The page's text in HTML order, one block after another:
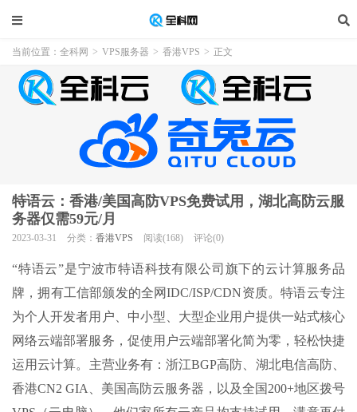
当前位置： 全科网 > VPS服务器 > 香港VPS > 正文
特语云：香港/美国高防VPS免费试用，湖北高防云服
务器仅需59元/月
2023-03-31 分类： 香港VPS 阅读(168) 评论(0)
“特语云”是宁波市特语科技有限公司旗下的云计算服务品
牌，拥有工信部颁发的全网IDC/ISP/CDN资质。特语云专注
为个人开发者用户、中小型、大型企业用户提供一站式核心
网络云端部署服务，促使用户云端部署化简为零，轻松快捷
运用云计算。主营业务有：浙江BGP高防、湖北电信高防、
香港CN2 GIA、美国高防云服务器，以及全国 200+地区拨号